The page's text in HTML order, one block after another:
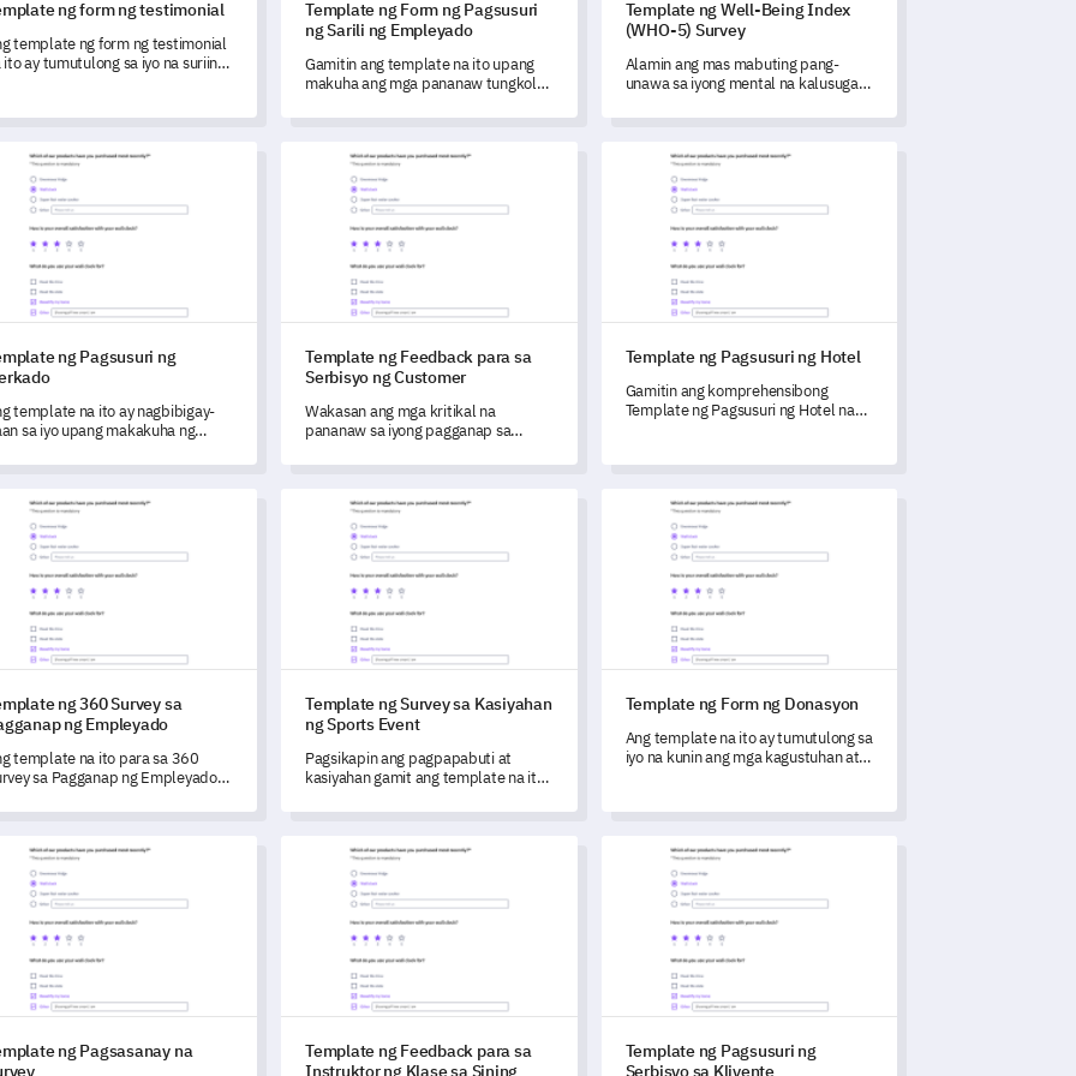
ng form ng testimonial
template ng form ng testimonial
ito ay tumutulong sa iyo na suriin
serbisyo.
Template ng Form ng Pagsusuri
ng Sarili ng Empleyado
Gamitin ang template na ito upang
makuha ang mga pananaw tungkol
empleyado sa kanilang mga
kapaligiran sa lugar ng trabaho, at
propesyonal na pag-unlad.
Template ng Well-Being Index
(WHO-5) Survey
Alamin ang mas mabuting pang-
unawa sa iyong mental na kalusugan
template ng Well-Being Index
ng Pagsusuri ng Merkado
ng Pagsusuri ng
template na ito ay nagbibigay-
sa iyo upang makakuha ng
kagustuhan, at
iyong merkado.
Template ng Feedback para sa Serbisyo ng Customer
Template ng Feedback para sa
Serbisyo ng Customer
Wakasan ang mga kritikal na
pananaw sa iyong pagganap sa
komprehensibong survey ng
Template ng Pagsusuri ng Hotel
Template ng Pagsusuri ng Hotel
Gamitin ang komprehensibong
Template ng Pagsusuri ng Hotel na
bisita.
ng 360 Survey sa Pagganap ng Empleyado
ng 360 Survey sa
ng Empleyado
template na ito para sa 360
sa Pagganap ng Empleyado
suriin ang kakayahan ng
mga pangunahing pananaw sa
ng organisasyon, at tukuyin
mga potensyal na lugar para sa
ng kasanayan.
Template ng Survey sa Kasiyahan ng Sports Event
Template ng Survey sa Kasiyahan
ng Sports Event
Pagsikapin ang pagpapabuti at
kasiyahan gamit ang template na ito
Event.
Template ng Form ng Donasyon
Template ng Form ng Donasyon
Ang template na ito ay tumutulong sa
iyo na kunin ang mga kagustuhan at
kanilang mga motibasyon.
ng Pagsasanay na Survey
ng Pagsasanay na
Template ng Feedback para sa Instruktor ng Klase sa Sining
Template ng Feedback para sa
Instruktor ng Klase sa Sining
Template ng Pagsusuri ng Serbisyo sa Kliyente
Template ng Pagsusuri ng
Serbisyo sa Kliyente